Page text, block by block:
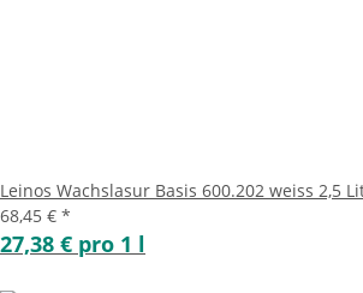
Leinos Wachslasur Basis 600.202 weiss 2,5
68,45 € *
27,38 € pro 1 l